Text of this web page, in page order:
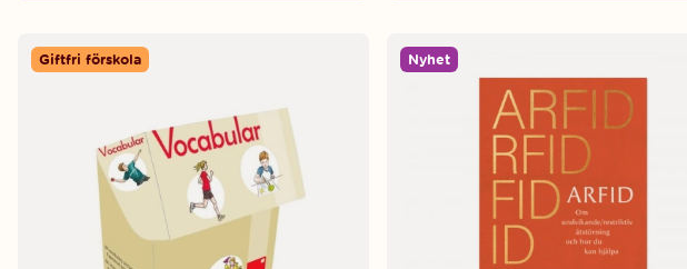
Giftfri förskola Nyhet